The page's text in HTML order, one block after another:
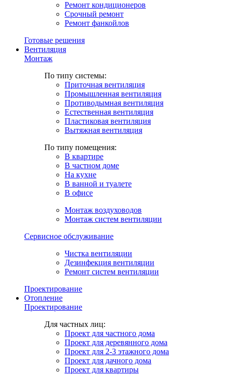
Ремонт кондиционеров
Срочный ремонт
Ремонт фанкойлов
Готовые решения
Вентиляция
Монтаж
По типу системы:
Приточная вентиляция
Промышленная вентиляция
Противодымная вентиляция
Естественная вентиляция
Пластиковая вентиляция
Вытяжная вентиляция
По типу помещения:
В квартире
В частном доме
На кухне
В ванной и туалете
В офисе
Монтаж воздуховодов
Монтаж систем вентиляции
Сервисное обслуживание
Чистка вентиляции
Дезинфекция вентиляции
Ремонт систем вентиляции
Проектирование
Отопление
Проектирование
Для частных лиц:
Проект для частного дома
Проект для деревянного дома
Проект для 2-3 этажного дома
Проект для дачного дома
Проект для квартиры